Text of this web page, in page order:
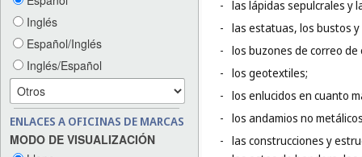
Inglés
Español/Inglés
Inglés/Español
ENLACES A OFICINAS DE MARCAS
MODO DE VISUALIZACIÓN
- las lápidas sepulcrales y
- las estatuas, los bustos
- los buzones de correo de
- los geotextiles;
- los enlucidos en cuanto
- los andamios no
- las construcciones y